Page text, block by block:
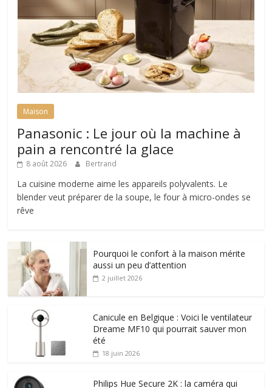
Maison
Panasonic : Le jour où la machine à
pain a rencontré la glace
8 août 2026 Bertrand
La cuisine moderne aime les appareils polyvalents. Le
blender veut préparer de la soupe, le four à micro-ondes se
rêve
Pourquoi le confort à la maison mérite
aussi un peu d’attention
2 juillet 2026
Canicule en Belgique : Voici le ventilateur
Dreame MF10 qui pourrait sauver mon
été
18 juin 2026
Philips Hue Secure 2K : la caméra qui